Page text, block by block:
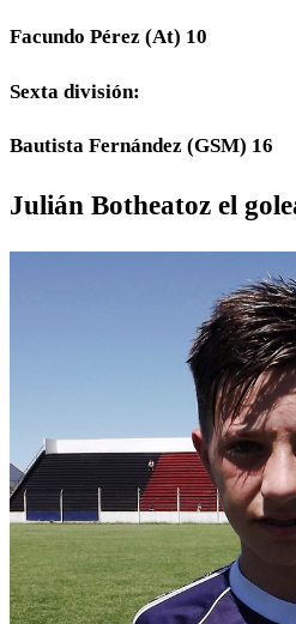
Facundo Pérez (At) 10
Sexta división:
Bautista Fernández (GSM) 16
Julián Botheatoz el